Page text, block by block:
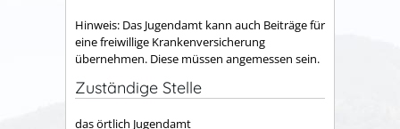
Hinweis: Das Jugendamt kann auch Beiträge für
eine freiwillige Krankenversicherung
übernehmen. Diese müssen angemessen sein.
Zuständige Stelle
das örtlich Jugendamt